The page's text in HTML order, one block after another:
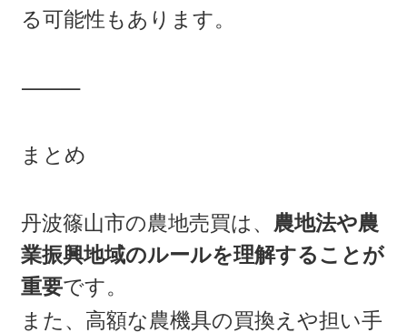
る可能性もあります。
⸻
まとめ
丹波篠山市の農地売買は、 農地法や農
業振興地域のルールを理解することが
重要です。
また、高額な農機具の買換えや担い手